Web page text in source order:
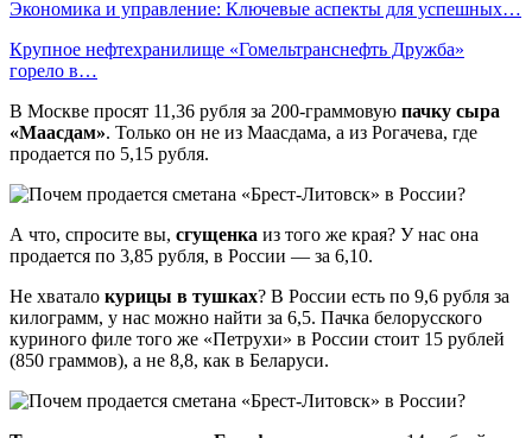
Экономика и управление: Ключевые аспекты для успешных…
Крупное нефтехранилище «Гомельтранснефть Дружба»
горело в…
В Москве просят 11,36 рубля за 200-граммовую пачку сыра
«Маасдам». Только он не из Маасдама, а из Рогачева, где
продается по 5,15 рубля.
А что, спросите вы, сгущенка из того же края? У нас она
продается по 3,85 рубля, в России — за 6,10.
Не хватало курицы в тушках? В России есть по 9,6 рубля за
килограмм, у нас можно найти за 6,5. Пачка белорусского
куриного филе того же «Петрухи» в России стоит 15 рублей
(850 граммов), а не 8,8, как в Беларуси.